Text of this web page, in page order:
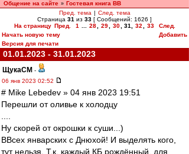
Общение на сайте » Гостевая книга ВВ
Пред. тема | След. тема
Страница 31 из 33 [ Сообщений: 1626 ]
На страницу Пред. 1 28 29 30 31 32 33
След.
Начать новую тему
Добавить
Версия для печати
01.01.2023 - 31.01.2023
ЩукаСМ -
06 янв 2023 02:52
# Mike Lebedev » 04 янв 2023 19:51
Перешли от оливье к холодцу
Ну скорей от окрошки к суши...)
ВВсех январских с Днюхой! И выделять кого,
тут нельзя. Т.к, каждый КБ рождённый, для